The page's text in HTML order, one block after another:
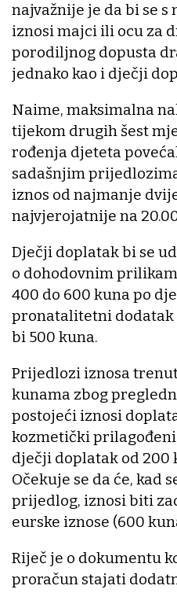
najvažnije je da bi se
iznosi majci ili ocu za
porodiljnog dopusta
jednako kao i dječji
Naime, maksimalna
tijekom drugih šest
rođenja djeteta
sadašnjim
iznos od najmanje
najvjerojatnije na
Dječji doplatak bi se
o dohodovnim
400 do 600 kuna po
pronatalitetni dodatak
bi 500 kuna.
Prijedlozi iznosa
kunama zbog
postojeći iznosi
kozmetički
dječji doplatak od 200
Očekuje se da će, kad
prijedlog, iznosi biti
eurske iznose (600
Riječ je o dokumentu
proračun stajati